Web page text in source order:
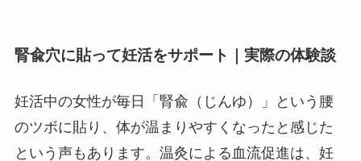
腎兪穴に貼って妊活をサポート｜実際の体験談
妊活中の女性が毎日「腎兪（じんゆ）」という腰
のツボに貼り、体が温まりやすくなったと感じた
という声もあります。温灸による血流促進は、妊